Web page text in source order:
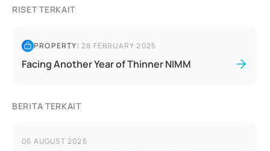
RISET TERKAIT
PROPERTY|28 FEBRUARY 2025
Facing Another Year of Thinner NIMM
BERITA TERKAIT
06 AUGUST 2026